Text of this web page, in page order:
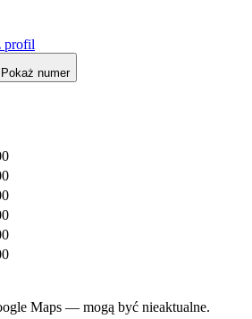
profil
Pokaż numer
Maps — mogą być nieaktualne.